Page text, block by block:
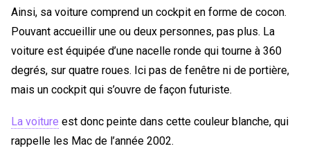
Ainsi, sa voiture comprend un cockpit en forme de cocon.
Pouvant accueillir une ou deux personnes, pas plus. La
voiture est équipée d’une nacelle ronde qui tourne à 360
degrés, sur quatre roues. Ici pas de fenêtre ni de portière,
mais un cockpit qui s’ouvre de façon futuriste.
La voiture est donc peinte dans cette couleur blanche, qui
rappelle les Mac de l’année 2002.